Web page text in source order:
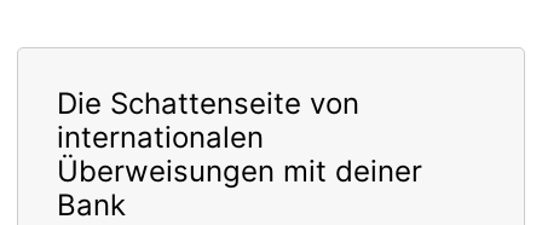
Die Schattenseite von
internationalen
Überweisungen mit deiner
Bank